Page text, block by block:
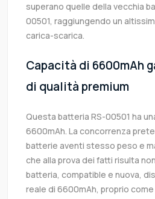
superano quelle della vecchia
00501, raggiungendo un
carica-scarica.
Capacità di 6600mAh
di qualità premium
Questa batteria RS-00501 ha
6600mAh. La concorrenza
batterie aventi stesso peso e
che alla prova dei fatti risulta
batteria, compatible e nuova,
reale di 6600mAh, proprio